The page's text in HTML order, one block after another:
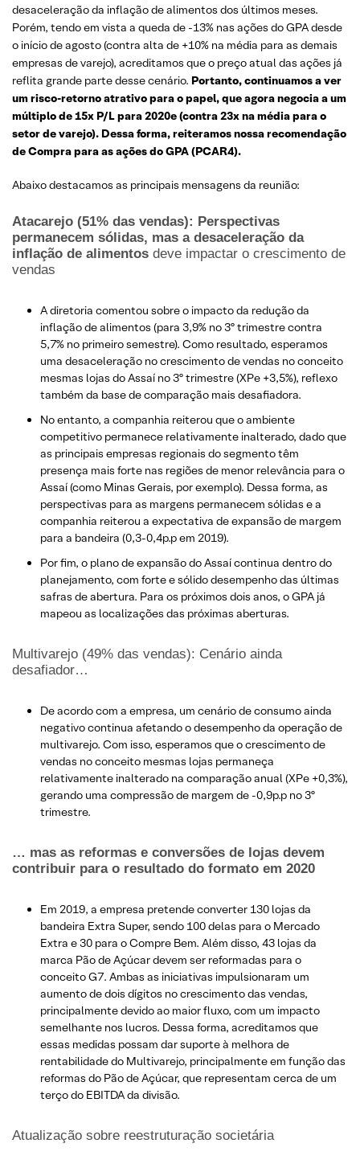
desaceleração da inflação de alimentos dos últimos meses.
Porém, tendo em vista a queda de -13% nas ações do GPA desde
o início de agosto (contra alta de +10% na média para as demais
empresas de varejo), acreditamos que o preço atual das ações já
reflita grande parte desse cenário. Portanto, continuamos a ver
um risco-retorno atrativo para o papel, que agora negocia a um
múltiplo de 15x P/L para 2020e (contra 23x na média para o
setor de varejo). Dessa forma, reiteramos nossa recomendação
de Compra para as ações do GPA (PCAR4).
Abaixo destacamos as principais mensagens da reunião:
Atacarejo (51% das vendas): Perspectivas
permanecem sólidas, mas a desaceleração da
inflação de alimentos deve impactar o crescimento de
vendas
A diretoria comentou sobre o impacto da redução da
inflação de alimentos (para 3,9% no 3º trimestre contra
5,7% no primeiro semestre). Como resultado, esperamos
uma desaceleração no crescimento de vendas no conceito
mesmas lojas do Assaí no 3º trimestre (XPe +3,5%), reflexo
também da base de comparação mais desafiadora.
No entanto, a companhia reiterou que o ambiente
competitivo permanece relativamente inalterado, dado que
as principais empresas regionais do segmento têm
presença mais forte nas regiões de menor relevância para o
Assaí (como Minas Gerais, por exemplo). Dessa forma, as
perspectivas para as margens permanecem sólidas e a
companhia reiterou a expectativa de expansão de margem
para a bandeira (0,3-0,4p.p em 2019).
Por fim, o plano de expansão do Assaí continua dentro do
planejamento, com forte e sólido desempenho das últimas
safras de abertura. Para os próximos dois anos, o GPA já
mapeou as localizações das próximas aberturas.
Multivarejo (49% das vendas): Cenário ainda
desafiador…
De acordo com a empresa, um cenário de consumo ainda
negativo continua afetando o desempenho da operação de
multivarejo. Com isso, esperamos que o crescimento de
vendas no conceito mesmas lojas permaneça
relativamente inalterado na comparação anual (XPe +0,3%),
gerando uma compressão de margem de -0,9p.p no 3º
trimestre.
… mas as reformas e conversões de lojas devem
contribuir para o resultado do formato em 2020
Em 2019, a empresa pretende converter 130 lojas da
bandeira Extra Super, sendo 100 delas para o Mercado
Extra e 30 para o Compre Bem. Além disso, 43 lojas da
marca Pão de Açúcar devem ser reformadas para o
conceito G7. Ambas as iniciativas impulsionaram um
aumento de dois dígitos no crescimento das vendas,
principalmente devido ao maior fluxo, com um impacto
semelhante nos lucros. Dessa forma, acreditamos que
essas medidas possam dar suporte à melhora de
rentabilidade do Multivarejo, principalmente em função das
reformas do Pão de Açúcar, que representam cerca de um
terço do EBITDA da divisão.
Atualização sobre reestruturação societária